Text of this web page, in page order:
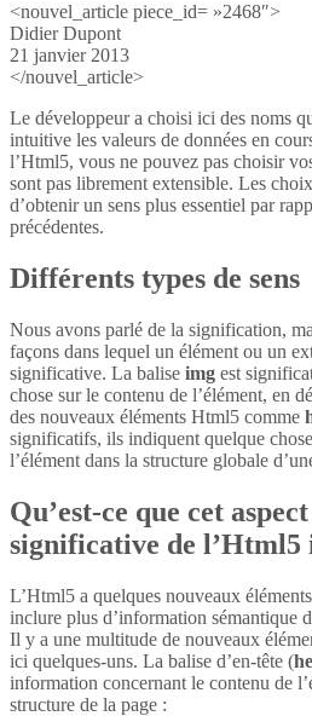
<nouvel_article piece_id= »2468″>
Didier Dupont
21 janvier 2013
</nouvel_article>
Le développeur a choisi ici des noms
intuitive les valeurs de données en
l’Html5, vous ne pouvez pas choisir
sont pas librement extensible. Les
d’obtenir un sens plus essentiel par
précédentes.
Différents types de sens
Nous avons parlé de la signification,
façons dans lequel un élément ou un
significative. La balise img est
chose sur le contenu de l’élément, en
des nouveaux éléments Html5 comme
significatifs, ils indiquent quelque
l’élément dans la structure globale
Qu’est-ce que cet
significative de l’Html5
L’Html5 a quelques nouveaux
inclure plus d’information sémantique
Il y a une multitude de nouveaux
ici quelques-uns. La balise d’en-tête (
information concernant le contenu de
structure de la page :